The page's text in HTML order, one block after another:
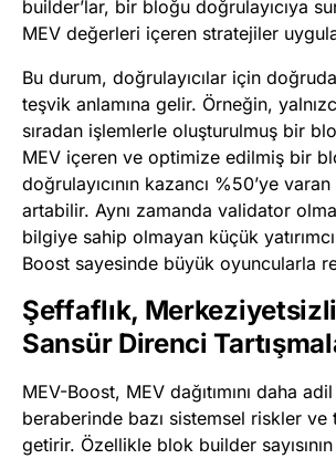
builder’lar, bir bloğu doğrulayıcıya
MEV değerleri içeren stratejiler
Bu durum, doğrulayıcılar için
teşvik anlamına gelir. Örneğin,
sıradan işlemlerle oluşturulmuş bir
MEV içeren ve optimize edilmiş bir
doğrulayıcının kazancı %50’ye
artabilir. Aynı zamanda validator
bilgiye sahip olmayan küçük
Boost sayesinde büyük oyuncularla
Şeffaflık,
Sansür Direnci
MEV-Boost, MEV dağıtımını daha
beraberinde bazı sistemsel riskler ve
getirir. Özellikle blok builder sayısının